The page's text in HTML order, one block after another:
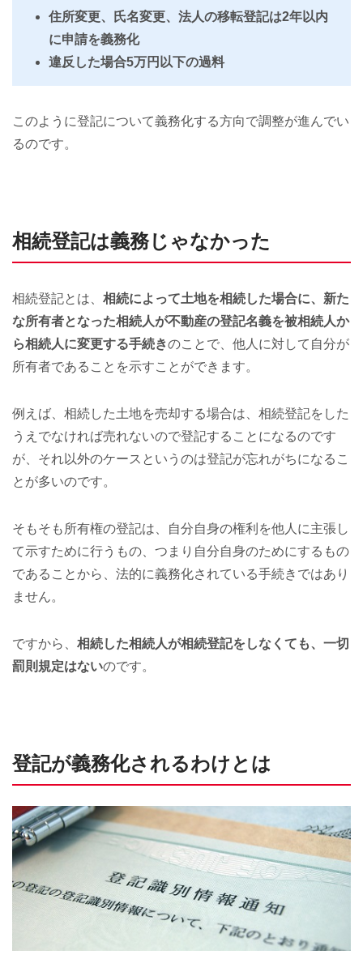
住所変更、氏名変更、法人の移転登記は2年以内
に申請を義務化
違反した場合5万円以下の過料
このように登記について義務化する方向で調整が進んでい
るのです。
相続登記は義務じゃなかった
相続登記とは、 相続によって土地を相続した場合に、新た
な所有者となった相続人が不動産の登記名義を被相続人か
ら相続人に変更する手続きのことで、他人に対して自分が
所有者であることを示すことができます。
例えば、相続した土地を売却する場合は、相続登記をした
うえでなければ売れないので登記することになるのです
が、それ以外のケースというのは登記が忘れがちになるこ
とが多いのです。
そもそも所有権の登記は、自分自身の権利を他人に主張し
て示すために行うもの、つまり自分自身のためにするもの
であることから、法的に義務化されている手続きではあり
ません。
ですから、 相続した相続人が相続登記をしなくても、一切
罰則規定はないのです。
登記が義務化されるわけとは